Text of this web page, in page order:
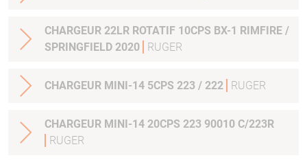
CHARGEUR 22LR ROTATIF 10CPS BX-1 RIMFIRE /
SPRINGFIELD 2020
RUGER
CHARGEUR MINI-14 5CPS 223 / 222 RUGER
CHARGEUR MINI-14 20CPS 223 90010 C/223R
RUGER